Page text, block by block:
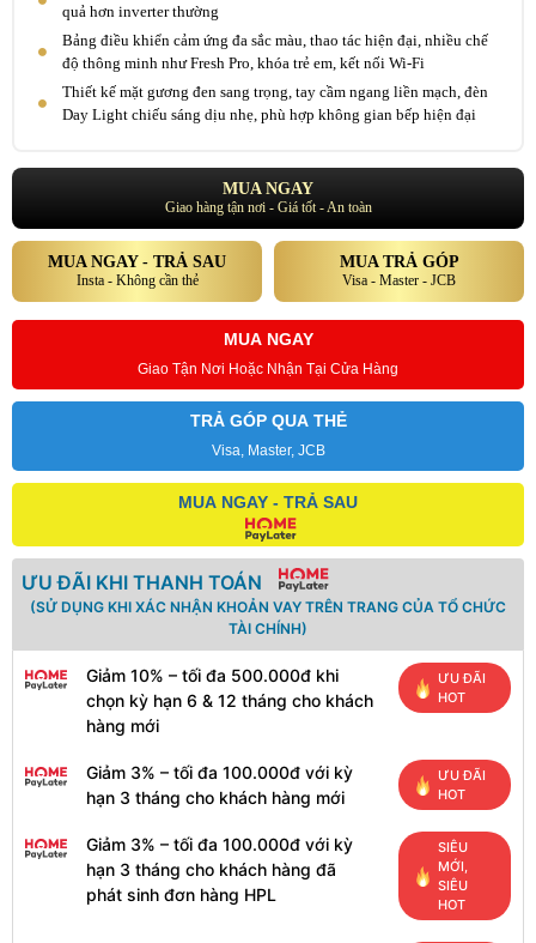
quả hơn inverter thường
Bảng điều khiển cảm ứng đa sắc màu, thao tác hiện đại, nhiều chế
độ thông minh như Fresh Pro, khóa trẻ em, kết nối Wi-Fi
Thiết kế mặt gương đen sang trọng, tay cầm ngang liền mạch, đèn
Day Light chiếu sáng dịu nhẹ, phù hợp không gian bếp hiện đại
MUA NGAY
Giao hàng tận nơi - Giá tốt - An toàn
MUA NGAY - TRẢ SAU
Insta - Không cần thẻ
MUA TRẢ GÓP
Visa - Master - JCB
MUA NGAY
Giao Tận Nơi Hoặc Nhận Tại Cửa Hàng
TRẢ GÓP QUA THẺ
Visa, Master, JCB
MUA NGAY - TRẢ SAU
ƯU ĐÃI KHI THANH TOÁN
(SỬ DỤNG KHI XÁC NHẬN KHOẢN VAY TRÊN TRANG CỦA TỔ CHỨC
TÀI CHÍNH)
Giảm 10% – tối đa 500.000đ khi
chọn kỳ hạn 6 & 12 tháng cho khách
hàng mới
ƯU ĐÃI
HOT
Giảm 3% – tối đa 100.000đ với kỳ
hạn 3 tháng cho khách hàng mới
ƯU ĐÃI
HOT
Giảm 3% – tối đa 100.000đ với kỳ
hạn 3 tháng cho khách hàng đã
phát sinh đơn hàng HPL
SIÊU
MỚI,
SIÊU
HOT